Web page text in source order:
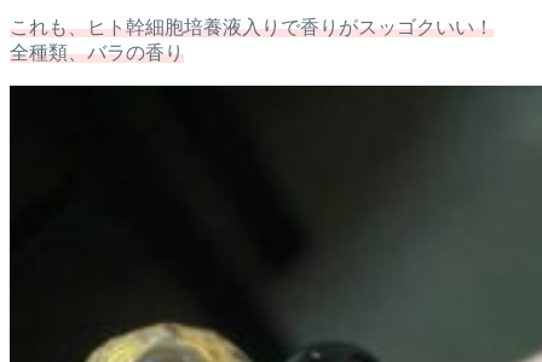
これも、ヒト幹細胞培養液入りで香りがスッゴクいい！
全種類、バラの香り